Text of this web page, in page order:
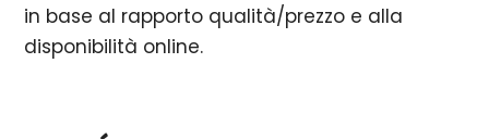
in base al rapporto qualità/prezzo e alla
disponibilità online.